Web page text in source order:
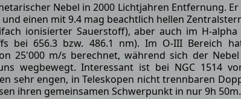
Nebel in 2000 Lichtjahren Entfernung.
einen mit 9.4 mag beachtlich hellen
ionisierter Sauerstoff), aber auch im H-alpha
bei 656.3 bzw. 486.1 nm). Im O-III Bereich
25'000 m/s berechnet, während sich der Nebel
wegbewegt. Interessant ist bei NGC 1514
sehr engen, in Teleskopen nicht trennbaren
ihren gemeinsamen Schwerpunkt in nur 9h 50m.